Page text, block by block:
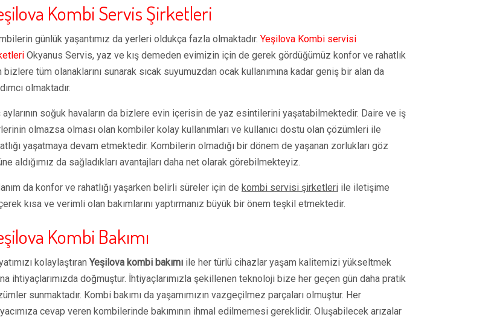
Kombi Servis Şirketleri
günlük yaşantımız da yerleri oldukça fazla olmaktadır. Yeşilova Kombi servisi
Okyanus Servis, yaz ve kış demeden evimizin için de gerek gördüğümüz konfor ve rahatlık
bizlere tüm olanaklarını sunarak sıcak suyumuzdan ocak kullanımına kadar geniş bir alan da
olmaktadır.
aylarının soğuk havaların da bizlere evin içerisin de yaz esintilerini yaşatabilmektedir. Daire ve iş
olmazsa olması olan kombiler kolay kullanımları ve kullanıcı dostu olan çözümleri ile
yaşatmaya devam etmektedir. Kombilerin olmadığı bir dönem de yaşanan zorlukları göz
aldığımız da sağladıkları avantajları daha net olarak görebilmekteyiz.
da konfor ve rahatlığı yaşarken belirli süreler için de kombi servisi şirketleri ile iletişime
kısa ve verimli olan bakımlarını yaptırmanız büyük bir önem teşkil etmektedir.
Kombi Bakımı
kolaylaştıranYeşilova kombi bakımı ile her türlü cihazlar yaşam kalitemizi yükseltmek
ihtiyaçlarımızda doğmuştur. İhtiyaçlarımızla şekillenen teknoloji bize her geçen gün daha pratik
sunmaktadır. Kombi bakımı da yaşamımızın vazgeçilmez parçaları olmuştur. Her
cevap veren kombilerinde bakımının ihmal edilmemesi gereklidir. Oluşabilecek arızalar